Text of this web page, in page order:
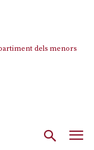
dels menors